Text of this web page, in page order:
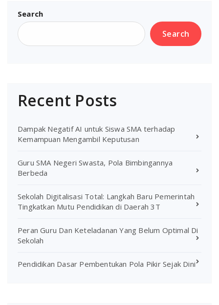
Search
Search
Recent Posts
Dampak Negatif AI untuk Siswa SMA terhadap
Kemampuan Mengambil Keputusan
Guru SMA Negeri Swasta, Pola Bimbingannya
Berbeda
Sekolah Digitalisasi Total: Langkah Baru Pemerintah
Tingkatkan Mutu Pendidikan di Daerah 3T
Peran Guru Dan Keteladanan Yang Belum Optimal Di
Sekolah
Pendidikan Dasar Pembentukan Pola Pikir Sejak Dini